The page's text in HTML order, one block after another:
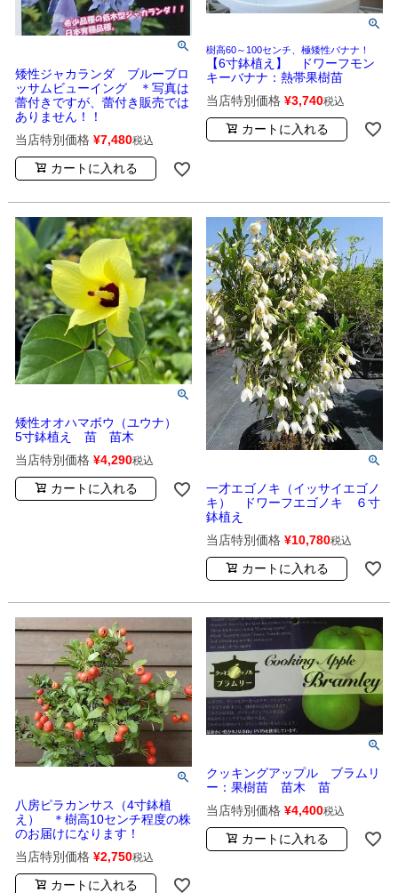
矮性ジャカランダ ブルーブロ
ッサムビューイング ＊写真は
蕾付きですが、蕾付き販売では
ありません！！
当店特別価格 ¥7,480税込
カートに入れる
樹高60～100センチ、極矮性バナナ！
【6寸鉢植え】 ドワーフモン
キーバナナ：熱帯果樹苗
当店特別価格 ¥3,740税込
カートに入れる
矮性オオハマボウ（ユウナ）
5寸鉢植え 苗 苗木
当店特別価格 ¥4,290税込
カートに入れる
一才エゴノキ（イッサイエゴノ
キ） ドワーフエゴノキ ６寸
鉢植え
当店特別価格 ¥10,780税込
カートに入れる
八房ピラカンサス（4寸鉢植
え） ＊樹高10センチ程度の株
のお届けになります！
当店特別価格 ¥2,750税込
カートに入れる
クッキングアップル ブラムリ
ー：果樹苗 苗木 苗
当店特別価格 ¥4,400税込
カートに入れる